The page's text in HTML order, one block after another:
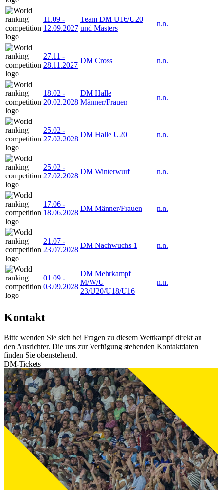
11.09 -
12.09.2027
Team DM U16/U20
und Masters
n.n.
27.11 -
28.11.2027
DM Cross n.n.
18.02 -
20.02.2028
DM Halle
Männer/Frauen
n.n.
25.02 -
27.02.2028
DM Halle U20 n.n.
25.02 -
27.02.2028
DM Winterwurf n.n.
17.06 -
18.06.2028
DM Männer/Frauen n.n.
21.07 -
23.07.2028
DM Nachwuchs 1 n.n.
01.09 -
03.09.2028
DM Mehrkampf
M/W/U
23/U20/U18/U16
n.n.
Kontakt
Bitte wenden Sie sich bei Fragen zu diesem Wettkampf direkt an
den Ausrichter. Die uns zur Verfügung stehenden Kontaktdaten
finden Sie obenstehend.
DM-Tickets